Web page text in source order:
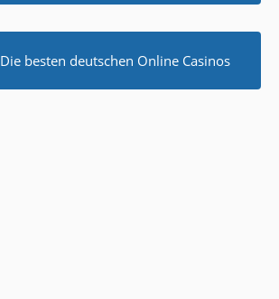
Die besten deutschen Online Casinos